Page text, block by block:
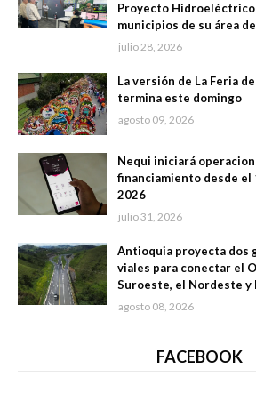
Proyecto Hidroeléctrico
municipios de su área
julio 28, 2026
La versión de La Feria
termina este domingo
agosto 09, 2026
Nequi iniciará
financiamiento desde el
2026
julio 31, 2026
Antioquia proyecta dos
viales para conectar el
Suroeste, el Nordeste y
agosto 08, 2026
FACEBOOK